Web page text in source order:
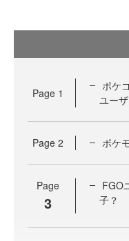
Page 1
ポケ
ユー
Page 2 ポケ
Page
3
FGO
子？